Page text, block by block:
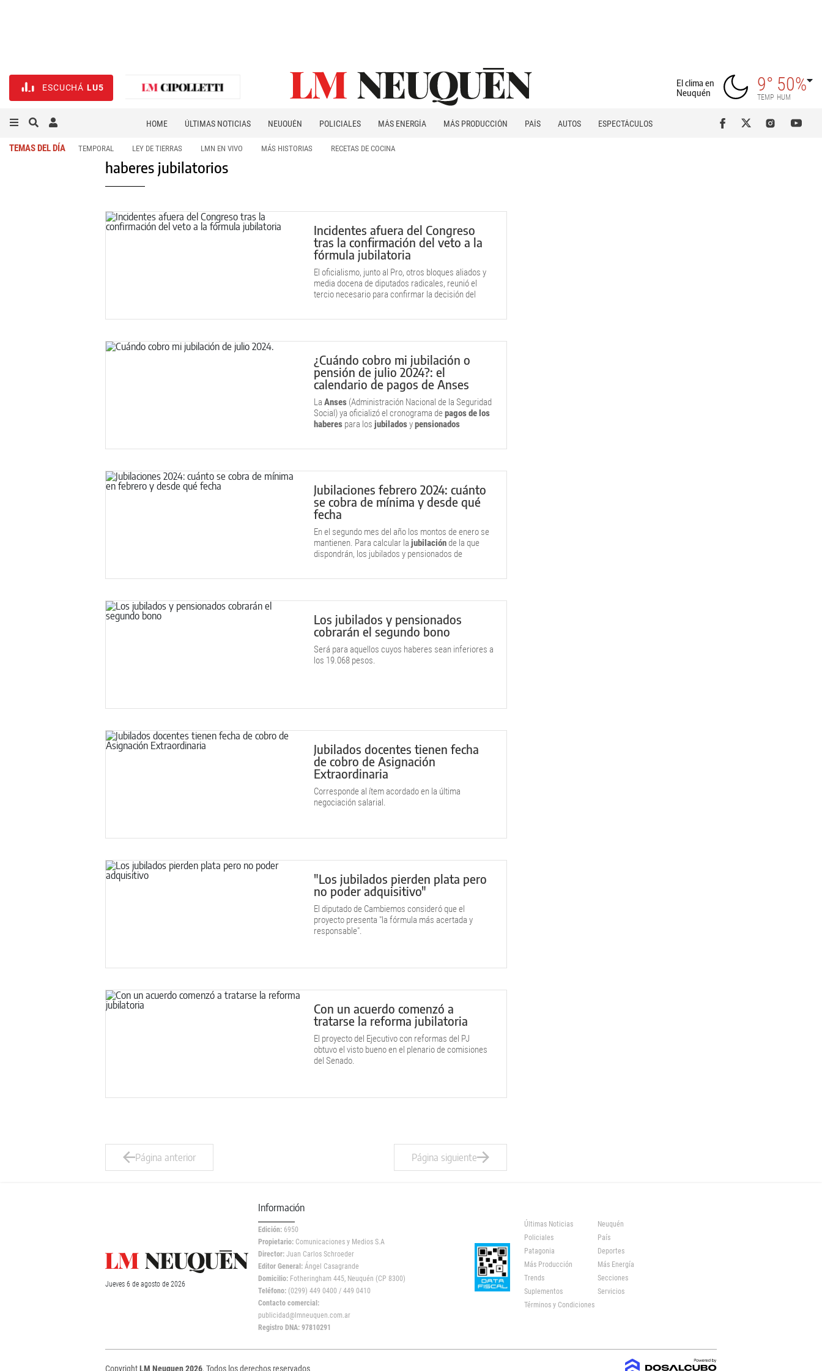
ESCUCHÁ LU5
El clima en
Neuquén
9°
TEMP
50%
HUM
HOME ÚLTIMAS NOTICIAS NEUQUÉN POLICIALES MÁS ENERGÍA MÁS PRODUCCIÓN PAÍS AUTOS
ESPECTÁCULOS
TEMAS DEL DÍA TEMPORAL LEY DE TIERRAS LMN EN VIVO MÁS HISTORIAS RECETAS DE COCINA
haberes jubilatorios
Incidentes afuera del Congreso
tras la confirmación del veto a la
fórmula jubilatoria
El oficialismo, junto al Pro, otros bloques aliados y
media docena de diputados radicales, reunió el
tercio necesario para confirmar la decisión del
¿Cuándo cobro mi jubilación o
pensión de julio 2024?: el
calendario de pagos de Anses
La Anses (Administración Nacional de la Seguridad
Social) ya oficializó el cronograma depagos de los
haberes para los jubiladosypensionados
Jubilaciones febrero 2024: cuánto
se cobra de mínima y desde qué
fecha
En el segundo mes del año los montos de enero se
mantienen. Para calcular la jubilaciónde la que
dispondrán, los jubilados y pensionados de
previsional de 55.000 pesos.
Los jubilados y pensionados
cobrarán el segundo bono
Será para aquellos cuyos haberes sean inferiores a
los 19.068 pesos.
Jubilados docentes tienen fecha
de cobro de Asignación
Extraordinaria
Corresponde al ítem acordado en la última
negociación salarial.
"Los jubilados pierden plata pero
no poder adquisitivo"
El diputado de Cambiemos consideró que el
proyecto presenta "la fórmula más acertada y
responsable".
Con un acuerdo comenzó a
tratarse la reforma jubilatoria
El proyecto del Ejecutivo con reformas del PJ
obtuvo el visto bueno en el plenario de comisiones
del Senado.
Página anterior Página siguiente
Jueves 6 de agosto de 2026
Información
Edición: 6950
Propietario: Comunicaciones y Medios S.A
Director: Juan Carlos Schroeder
Editor General: Ángel Casagrande
Domicilio: Fotheringham 445, Neuquén (CP 8300)
Teléfono: (0299) 449 0400 / 449 0410
Contacto comercial:
publicidad@lmneuquen.com.ar
Registro DNA: 97810291
Últimas Noticias
Neuquén
Policiales
País
Patagonia
Deportes
Más Producción
Más Energía
Trends
Secciones
Suplementos
Servicios
Términos y Condiciones
CopyrightLM Neuquen 2026, Todos los derechos reservados